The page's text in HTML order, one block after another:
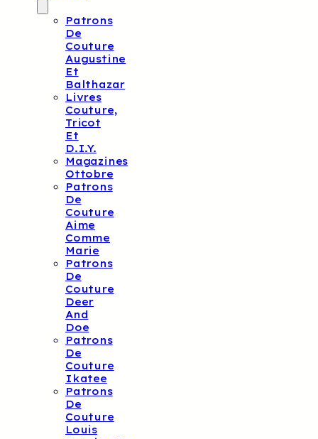
Patrons
De
Couture
Augustine
Et
Balthazar
Livres
Couture,
Tricot
Et
D.I.Y.
Magazines
Ottobre
Patrons
De
Couture
Aime
Comme
Marie
Patrons
De
Couture
Deer
And
Doe
Patrons
De
Couture
Ikatee
Patrons
De
Couture
Louis